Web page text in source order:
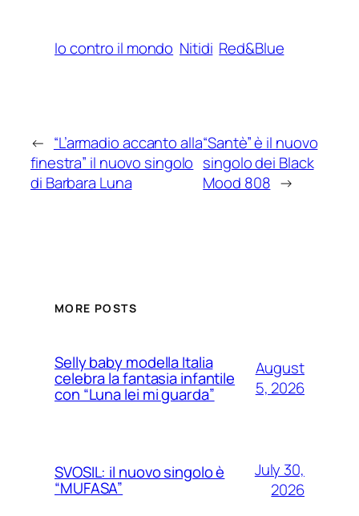
Io contro il mondo Nitidi Red&Blue
← “L’armadio accanto alla
finestra” il nuovo singolo
di Barbara Luna
“Santè” è il nuovo
singolo dei Black
Mood 808 →
MORE POSTS
Selly baby modella Italia
celebra la fantasia infantile
con “Luna lei mi guarda”
August
5, 2026
SVOSIL: il nuovo singolo è
“MUFASA”
July 30,
2026